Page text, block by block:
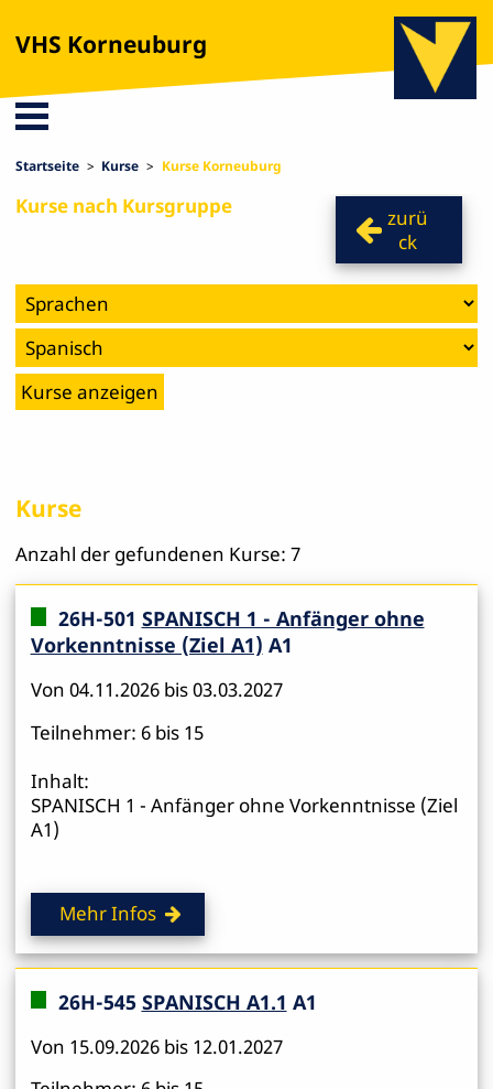
VHS Korneuburg
Startseite Kurse Kurse Korneuburg
zurü
ck
Kurse nach Kursgruppe
Kurse
Anzahl der gefundenen Kurse: 7
26H-501 SPANISCH 1 - Anfänger ohne
Vorkenntnisse (Ziel A1) A1
Von 04.11.2026 bis 03.03.2027
Teilnehmer: 6 bis 15
Inhalt:
SPANISCH 1 - Anfänger ohne Vorkenntnisse (Ziel
A1)
Mehr Infos
26H-545 SPANISCH A1.1 A1
Von 15.09.2026 bis 12.01.2027